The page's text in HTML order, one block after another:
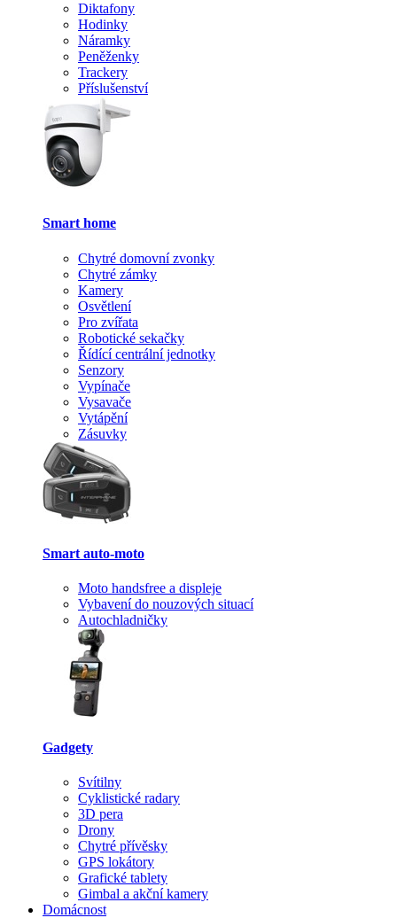
Diktafony
Hodinky
Náramky
Peněženky
Trackery
Příslušenství
Smart home
Chytré domovní zvonky
Chytré zámky
Kamery
Osvětlení
Pro zvířata
Robotické sekačky
Řídící centrální jednotky
Senzory
Vypínače
Vysavače
Vytápění
Zásuvky
Smart auto-moto
Moto handsfree a displeje
Vybavení do nouzových situací
Autochladničky
Gadgety
Svítilny
Cyklistické radary
3D pera
Drony
Chytré přívěsky
GPS lokátory
Grafické tablety
Gimbal a akční kamery
Domácnost